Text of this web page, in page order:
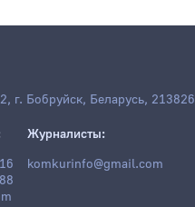
г. Бобруйск, Беларусь, 213826
Журналисты:
komkurinfo@gmail.com